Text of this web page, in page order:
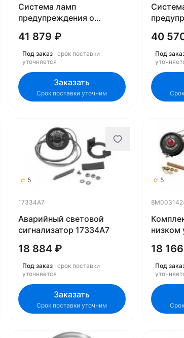
Система ламп
предупреждения о
винте, овальная
8M0074748
41 879 ₽
Под заказ· срок поставки
уточняется
Заказать
Срок поставки уточним
винте
40
Под
5
17334A7
Аварийный световой
сигнализатор 17334A7
18 884 ₽
Под заказ· срок поставки
уточняется
Заказать
Срок поставки уточним
5
низком
18
Под